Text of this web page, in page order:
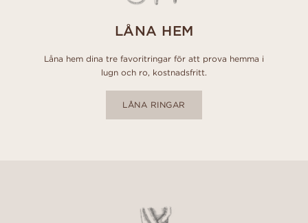
LÅNA HEM
Låna hem dina tre favoritringar för att prova hemma i
lugn och ro, kostnadsfritt.
LÅNA RINGAR